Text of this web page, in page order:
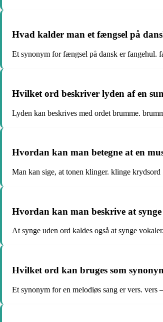
Hvad kalder man et fængsel på
Et synonym for fængsel på dansk er fangehul.
Hvilket ord beskriver lyden af en
Lyden kan beskrives med ordet brumme.
Hvordan kan man betegne at en
Man kan sige, at tonen klinger. klinge krydsord
Hvordan kan man beskrive at
At synge uden ord kaldes også at synge
Hvilket ord kan bruges som
Et synonym for en melodiøs sang er vers. vers